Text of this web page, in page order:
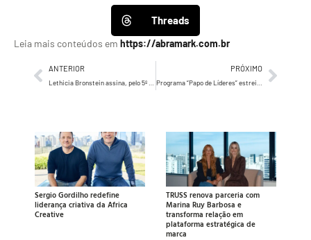
Threads
Leia mais conteúdos em https://abramark.com.br
ANTERIOR PRÓXIMO
Sergio Gordilho redefine
liderança criativa da Africa
Creative
TRUSS renova parceria com
Marina Ruy Barbosa e
transforma relação em
plataforma estratégica de
marca